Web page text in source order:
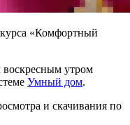
курса «Комфортный
утром
Умный дом.
и скачивания по